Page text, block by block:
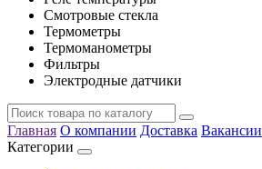
Смотровые стекла
Термометры
Термоманометры
Фильтры
Электродные датчики
Главная О компании Доставка Вакансии
Категории